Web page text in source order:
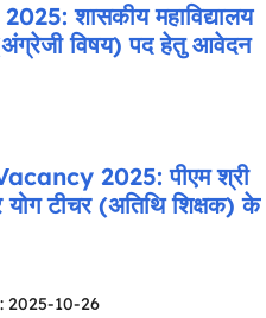
शासकीय महाविद्यालय
(अंग्रेजी विषय) पद हेतु आवेदन
2025: पीएम श्री
टीचर (अतिथि शिक्षक) के
2025-10-26